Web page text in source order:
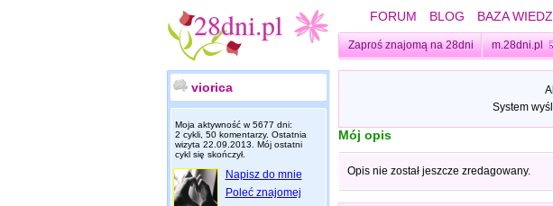
FORUM BLOG BAZA
Zaproś znajomą na 28dni m.28dni.pl
viorica
Moja aktywność w 5677 dni:
2 cykli, 50 komentarzy. Ostatnia
wizyta 22.09.2013 . Mój ostatni
cykl się skończył.
Napisz do mnie
Poleć znajomej
System
Mój opis
Opis nie został jeszcze zredagowany.